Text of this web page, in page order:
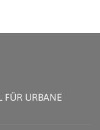
FÜR URBANE